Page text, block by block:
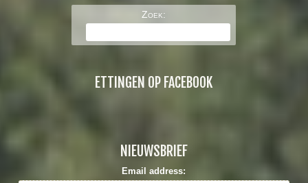
BOERDERIJ DE
ETTINGEN
Zoek:
ETTINGEN OP FACEBOOK
NIEUWSBRIEF
Email address: